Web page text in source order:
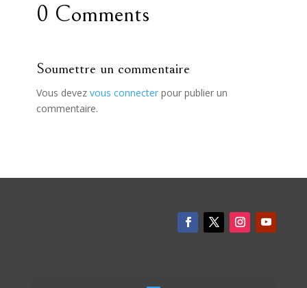
0 Comments
Soumettre un commentaire
Vous devez vous connecterpour publier un
commentaire.